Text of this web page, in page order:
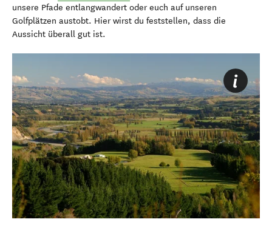
unsere Pfade entlangwandert oder euch auf unseren
Golfplätzen austobt. Hier wirst du feststellen, dass die
Aussicht überall gut ist.